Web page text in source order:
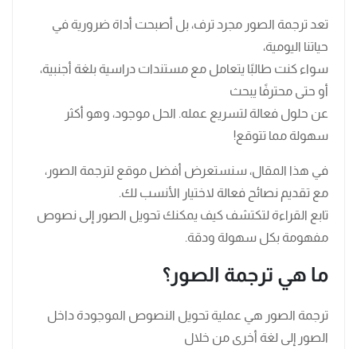
تعد ترجمة الصور مجرد ترف، بل أصبحت أداة ضرورية في
حياتنا اليومية،
سواء كنت طالبًا يتعامل مع مستندات دراسية بلغة أجنبية،
أو حتى محترفًا يبحث
عن حلول فعالة لتسريع عمله. الحل موجود، وهو أكثر
سهولة مما تتوقع!
في هذا المقال، سنستعرض أفضل موقع لترجمة الصور،
مع تقديم نصائح فعالة لاختيار الأنسب لك.
تابع القراءة لتكتشف كيف يمكنك تحويل الصور إلى نصوص
مفهومة بكل سهولة ودقة.
ما هي ترجمة الصور؟
ترجمة الصور هي عملية تحويل النصوص الموجودة داخل
الصور إلى لغة أخرى من خلال